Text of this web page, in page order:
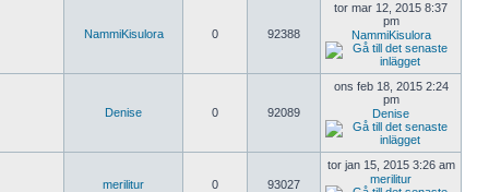
NammiKisulora 0 92388
tor mar 12, 2015 8:37
pm
NammiKisulora
Denise 0 92089
ons feb 18, 2015 2:24
pm
Denise
merilitur 0 93027
tor jan 15, 2015 3:26 am
merilitur